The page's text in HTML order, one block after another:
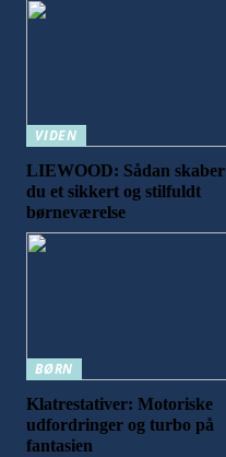
VIDEN
LIEWOOD: Sådan skaber
du et sikkert og stilfuldt
børneværelse
BØRN
Klatrestativer: Motoriske
udfordringer og turbo på
fantasien